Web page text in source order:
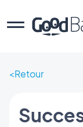
Retour